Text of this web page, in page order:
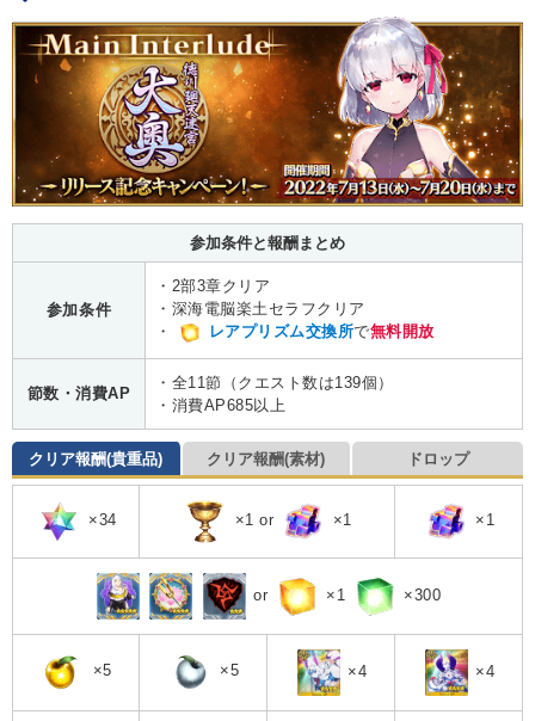
参加条件と報酬まとめ
参加条件
・2部3章クリア
・深海電脳楽土セラフクリア
・
レアプリズム交換所で無料開放
節数・消費AP
・全11節（クエスト数は139個）
・消費AP685以上
クリア報酬(貴重品) クリア報酬(素材) ドロップ
×34 ×1 or ×1 ×1
or ×1 ×300
×5 ×5 ×4 ×4